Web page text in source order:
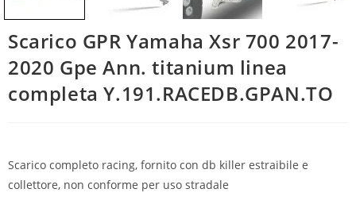
Scarico GPR Yamaha Xsr 700 2017-
2020 Gpe Ann. titanium linea
completa Y.191.RACEDB.GPAN.TO
Scarico completo racing, fornito con db killer estraibile e
collettore, non conforme per uso stradale